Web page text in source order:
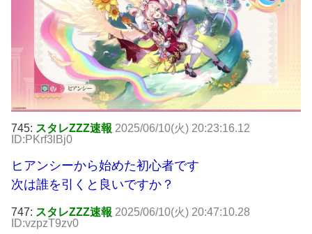
745: スタレZZZ速報 2025/06/10(火) 20:23:16.12
ID:PKrf3lBj0
ヒアンシーから始めた初心者です
次は誰を引くと良いですか？
747: スタレZZZ速報 2025/06/10(火) 20:47:10.28
ID:vzpzT9zv0